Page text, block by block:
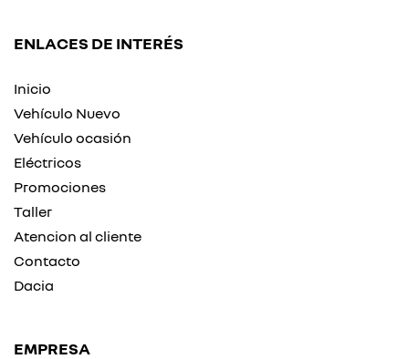
ENLACES DE INTERÉS
Inicio
Vehículo Nuevo
Vehículo ocasión
Eléctricos
Promociones
Taller
Atencion al cliente
Contacto
Dacia
EMPRESA